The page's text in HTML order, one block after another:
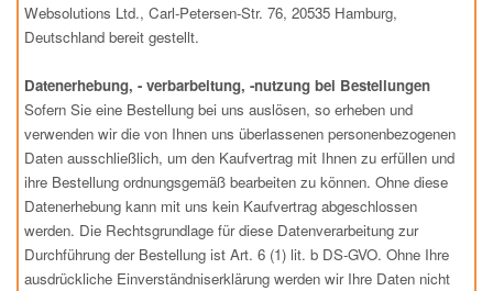
Websolutions Ltd., Carl-Petersen-Str. 76, 20535 Hamburg,
Deutschland bereit gestellt.
Datenerhebung, - verbarbeitung, -nutzung bei Bestellungen
Sofern Sie eine Bestellung bei uns auslösen, so erheben und
verwenden wir die von Ihnen uns überlassenen personenbezogenen
Daten ausschließlich, um den Kaufvertrag mit Ihnen zu erfüllen und
ihre Bestellung ordnungsgemäß bearbeiten zu können. Ohne diese
Datenerhebung kann mit uns kein Kaufvertrag abgeschlossen
werden. Die Rechtsgrundlage für diese Datenverarbeitung zur
Durchführung der Bestellung ist Art. 6 (1) lit. b DS-GVO. Ohne Ihre
ausdrückliche Einverständniserklärung werden wir Ihre Daten nicht